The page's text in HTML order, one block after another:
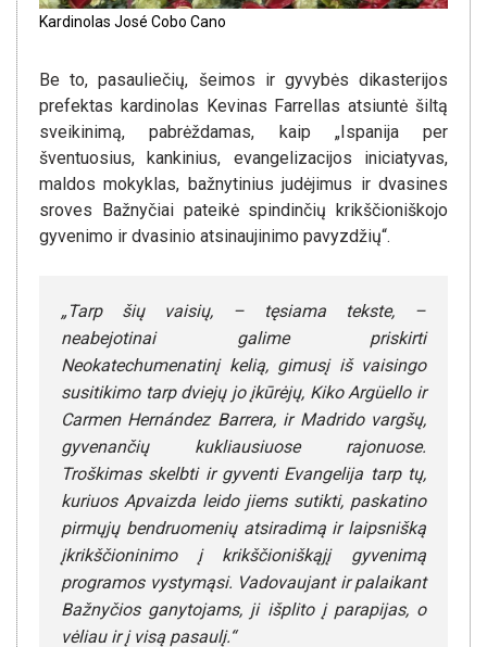
Kardinolas José Cobo Cano
Be to, pasauliečių, šeimos ir gyvybės dikasterijos
prefektas kardinolas Kevinas Farrellas atsiuntė šiltą
sveikinimą, pabrėždamas, kaip „Ispanija per
šventuosius, kankinius, evangelizacijos iniciatyvas,
maldos mokyklas, bažnytinius judėjimus ir dvasines
sroves Bažnyčiai pateikė spindinčių krikščioniškojo
gyvenimo ir dvasinio atsinaujinimo pavyzdžių“.
„Tarp šių vaisių, – tęsiama tekste, –
neabejotinai galime priskirti
Neokatechumenatinį kelią, gimusį iš vaisingo
susitikimo tarp dviejų jo įkūrėjų, Kiko Argüello ir
Carmen Hernández Barrera, ir Madrido vargšų,
gyvenančių kukliausiuose rajonuose.
Troškimas skelbti ir gyventi Evangelija tarp tų,
kuriuos Apvaizda leido jiems sutikti, paskatino
pirmųjų bendruomenių atsiradimą ir laipsnišką
įkrikščioninimo į krikščioniškąjį gyvenimą
programos vystymąsi. Vadovaujant ir palaikant
Bažnyčios ganytojams, ji išplito į parapijas, o
vėliau ir į visą pasaulį.“